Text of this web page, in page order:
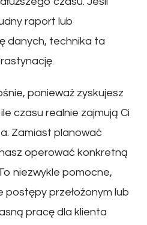
raport lub
danych, technika ta
ponieważ zyskujesz
czasu realnie zajmują Ci
Zamiast planować
operować konkretną
niezwykle pomocne,
przełożonym lub
pracę dla klienta